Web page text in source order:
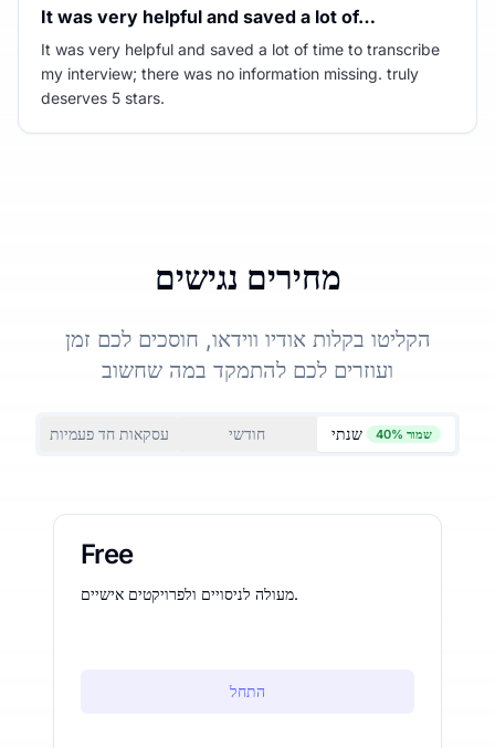
It was very helpful and saved a lot of…
It was very helpful and saved a lot of time to transcribe
my interview; there was no information missing. truly
deserves 5 stars.
מחירים נגישים
הקליטו בקלות אודיו ווידאו, חוסכים לכם זמן
ועוזרים לכם להתמקד במה שחשוב
עסקאות חד פעמיות חודשי שנתי שמור 40%
Free
מעולה לניסויים ולפרויקטים אישיים.
התחל